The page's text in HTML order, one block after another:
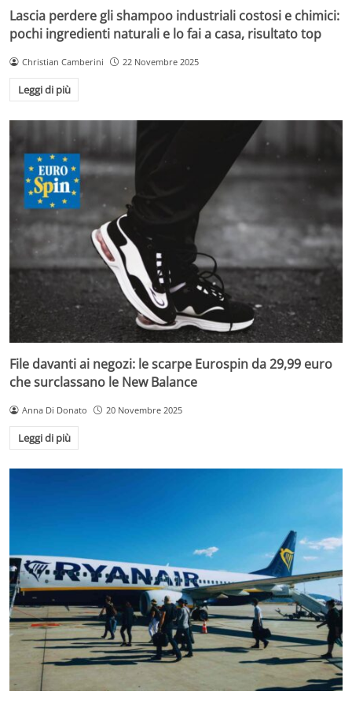
Lascia perdere gli shampoo industriali costosi e chimici:
pochi ingredienti naturali e lo fai a casa, risultato top
Christian Camberini 22 Novembre 2025
Leggi di più
File davanti ai negozi: le scarpe Eurospin da 29,99 euro
che surclassano le New Balance
Anna Di Donato 20 Novembre 2025
Leggi di più